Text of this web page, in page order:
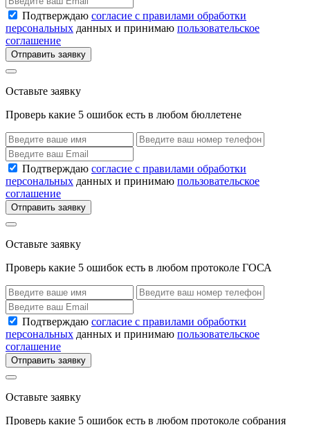
Подтверждаю согласие с правилами обработки
персональных данных и принимаю пользовательское
соглашение
Отправить заявку
Оставьте заявку
Проверь какие 5 ошибок есть в любом бюллетене
Подтверждаю согласие с правилами обработки
персональных данных и принимаю пользовательское
соглашение
Отправить заявку
Оставьте заявку
Проверь какие 5 ошибок есть в любом протоколе ГОСА
Подтверждаю согласие с правилами обработки
персональных данных и принимаю пользовательское
соглашение
Отправить заявку
Оставьте заявку
Проверь какие 5 ошибок есть в любом протоколе собрания